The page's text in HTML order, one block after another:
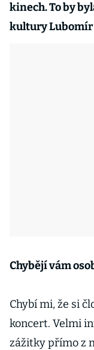
kinech. To by
kultury Lubomír
Chybějí vám
Chybí mi, že si
koncert. Velmi
zážitky přímo z